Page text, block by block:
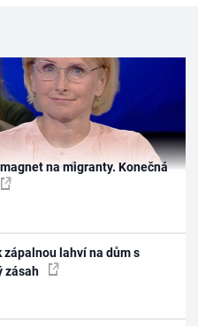
na migranty. Konečná
lahví na dům s
zásah